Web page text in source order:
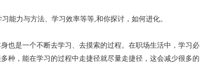
能力与方法、学习效率等等,和你探讨，如何进化。
也是一个不断去学习、去摸索的过程。在职场生活中，学习必
种，能在学习的过程中走捷径就尽量走捷径，这会减少很多的